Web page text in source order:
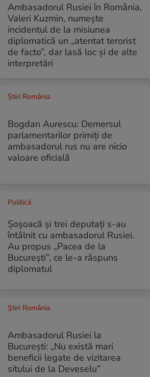
Ambasadorul Rusiei în România,
Valeri Kuzmin, numește
incidentul de la misiunea
diplomatică un „atentat terorist
de facto”, dar lasă loc și de alte
interpretări
Știri România
Bogdan Aurescu: Demersul
parlamentarilor primiți de
ambasadorul rus nu are nicio
valoare oficială
Politică
Șoșoacă și trei deputați s-au
întâlnit cu ambasadorul Rusiei.
Au propus „Pacea de la
București”, ce le-a răspuns
diplomatul
Știri România
Ambasadorul Rusiei la
Bucureşti: „Nu există mari
beneficii legate de vizitarea
sitului de la Deveselu”